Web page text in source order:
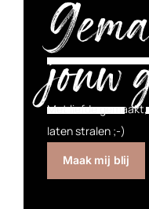
jouw
Met liefde
laten stralen ;-)
Maak mij blij